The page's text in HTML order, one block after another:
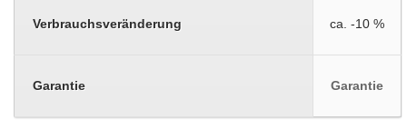
Verbrauchsveränderung ca. -10 %
Garantie Garantie